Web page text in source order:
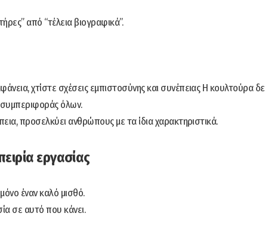
από “τέλεια βιογραφικά”.
χτίστε σχέσεις εμπιστοσύνης και συνέπειας Η κουλτούρα
συμπεριφοράς όλων.
προσελκύει ανθρώπους με τα ίδια χαρακτηριστικά.
εργασίας
έναν καλό μισθό.
σε αυτό που κάνει.